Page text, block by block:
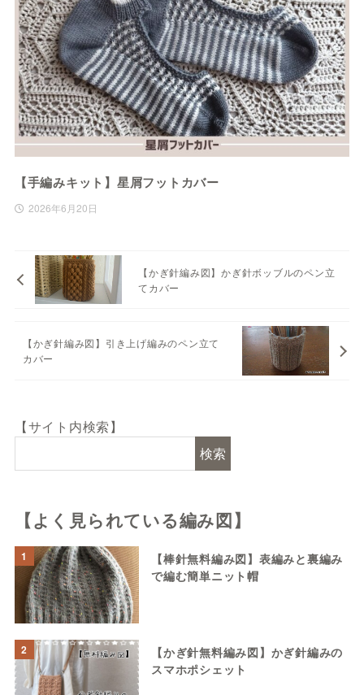
【手編みキット】星屑フットカバー
2026年6月20日
【かぎ針編み図】かぎ針ボッブルのペン立
てカバー
【かぎ針編み図】引き上げ編みのペン立て
カバー
【サイト内検索】
検索
【よく見られている編み図】
1
【棒針無料編み図】表編みと裏編み
で編む簡単ニット帽
2
【かぎ針無料編み図】かぎ針編みの
スマホポシェット